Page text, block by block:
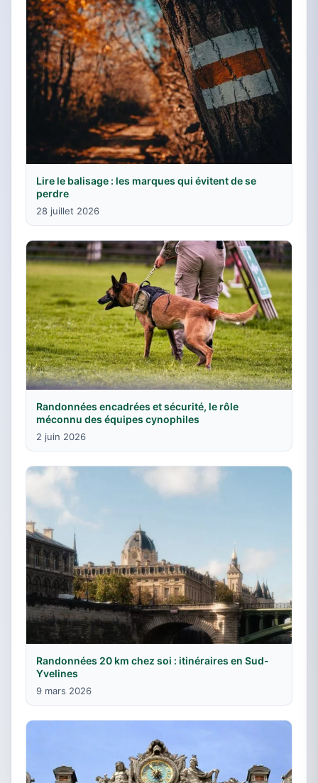
Lire le balisage : les marques qui évitent de se
perdre
28 juillet 2026
Randonnées encadrées et sécurité, le rôle
méconnu des équipes cynophiles
2 juin 2026
Randonnées 20 km chez soi : itinéraires en Sud-
Yvelines
9 mars 2026